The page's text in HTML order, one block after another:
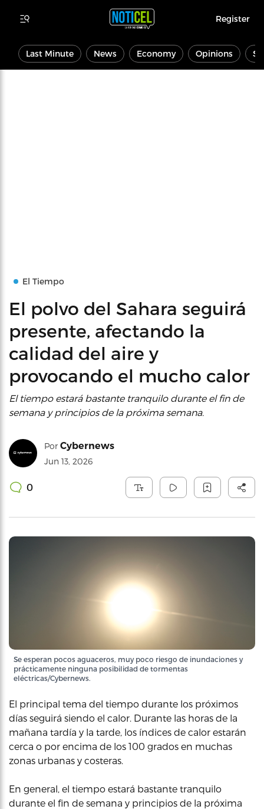
Register
Last Minute News Economy Opinions
El Tiempo
El polvo del Sahara seguirá
presente, afectando la
calidad del aire y
provocando el mucho calor
El tiempo estará bastante tranquilo durante el fin de
semana y principios de la próxima semana.
Por Cybernews
Jun 13, 2026
0
Se esperan pocos aguaceros, muy poco riesgo de inundaciones y
prácticamente ninguna posibilidad de tormentas
eléctricas/Cybernews.
El principal tema del tiempo durante los próximos
días seguirá siendo el calor. Durante las horas de la
mañana tardía y la tarde, los índices de calor estarán
cerca o por encima de los 100 grados en muchas
zonas urbanas y costeras.
En general, el tiempo estará bastante tranquilo
durante el fin de semana y principios de la próxima